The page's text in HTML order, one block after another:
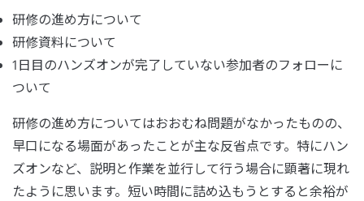
研修の進め方について
研修資料について
1日目のハンズオンが完了していない参加者のフォローに
ついて
研修の進め方についてはおおむね問題がなかったものの、
早口になる場面があったことが主な反省点です。特にハン
ズオンなど、説明と作業を並行して行う場合に顕著に現れ
たように思います。短い時間に詰め込もうとすると余裕が